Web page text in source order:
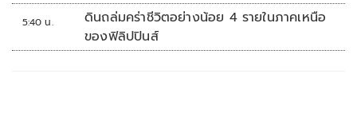
5:40 น.
ดินถล่มคร่าชีวิตอย่างน้อย 4 รายในภาคเหนือ
ของฟิลิปปินส์